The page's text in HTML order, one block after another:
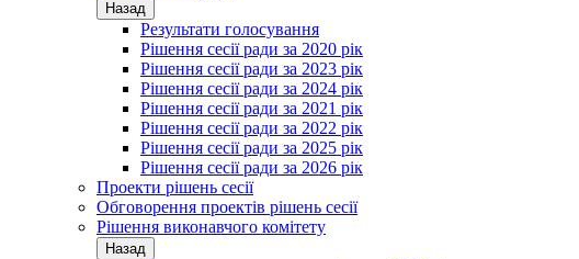
Назад
Результати голосування
Рішення сесії ради за 2020 рік
Рішення сесії ради за 2023 рік
Рішення сесії ради за 2024 рік
Рішення сесії ради за 2021 рік
Рішення сесії ради за 2022 рік
Рішення сесії ради за 2025 рік
Рішення сесії ради за 2026 рік
Проекти рішень сесії
Обговорення проектів рішень сесії
Рішення виконавчого комітету
Назад